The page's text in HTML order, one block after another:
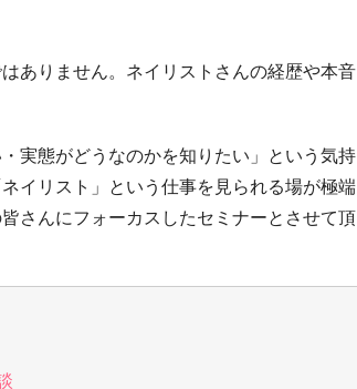
ありません。ネイリストさんの経歴や本音
実態がどうなのかを知りたい」という気持
イリスト」という仕事を見られる場が極端
さんにフォーカスしたセミナーとさせて頂